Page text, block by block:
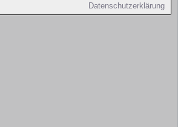
Datenschutzerklärung